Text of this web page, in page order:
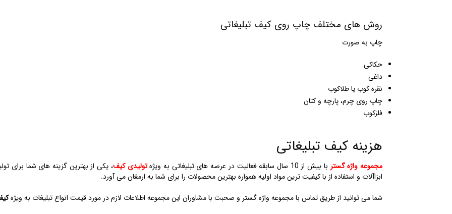
روش های مختلف چاپ روی کیف تبلیغاتی
چاپ به صورت
حکاکی
داغی
نقره کوب یا طلاکوب
چاپ روی چرم، پارچه و کتان
فلزکوب
هزینه کیف تبلیغاتی
مجموعه واژه گستر با بیش از 10 سال سابقه فعالیت در عرصه های تبلیغاتی به ویژه تولیدی کیف، یکی از بهترین گزینه های شما برای
ابزاآلات و استفاده از با کیفیت ترین مواد اولیه همواره بهترین محصولات را برای شما به ارمغان می آورد.
شما می توانید از طریق تماس با مجموعه واژه گستر و صحبت با مشاوران این مجموعه اطلاعات لازم در مورد قیمت انواع تبلیغات به ویژه